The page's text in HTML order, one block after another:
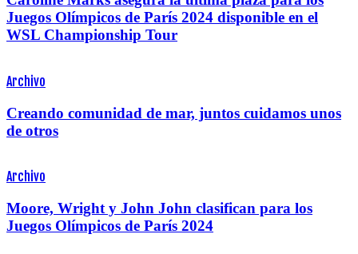
Juegos Olímpicos de París 2024 disponible en el
WSL Championship Tour
Archivo
Creando comunidad de mar, juntos cuidamos unos
de otros
Archivo
Moore, Wright y John John clasifican para los
Juegos Olímpicos de París 2024